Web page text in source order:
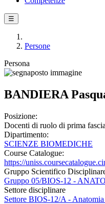
☰
Persone
Persona
BANDIERA
Posizione:
Docenti di ruolo di prima fascia
Dipartimento:
SCIENZE BIOMEDICHE
Course Catalogue:
https://
Gruppo Scientifico
Gruppo 05/BIOS-12 -
Settore disciplinare
Settore BIOS-12/A - Anatomia